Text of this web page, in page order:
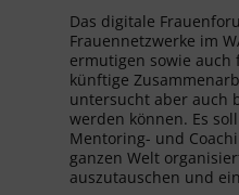
Das digitale
Frauennetzwerke im
ermutigen sowie
künftige
untersucht aber auch
werden können. Es
Mentoring- und
ganzen Welt
auszutauschen und